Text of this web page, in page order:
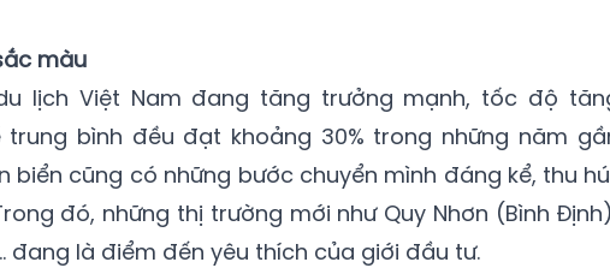
màu
lịch Việt Nam đang tăng trưởng mạnh, tốc độ
bình đều đạt khoảng 30% trong những năm
biển cũng có những bước chuyển mình đáng kể, thu
đó, những thị trường mới như Quy Nhơn (Bình
đang là điểm đến yêu thích của giới đầu tư.